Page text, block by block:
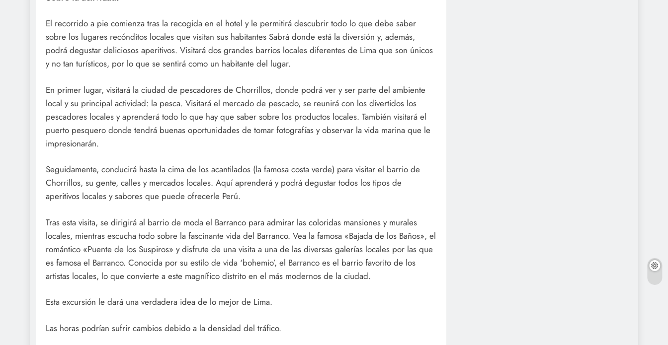
El recorrido a pie comienza tras la recogida en el hotel y le permitirá descubrir todo lo que debe saber
sobre los lugares recónditos locales que visitan sus habitantes Sabrá donde está la diversión y, además,
podrá degustar deliciosos aperitivos. Visitará dos grandes barrios locales diferentes de Lima que son únicos
y no tan turísticos, por lo que se sentirá como un habitante del lugar.
En primer lugar, visitará la ciudad de pescadores de Chorrillos, donde podrá ver y ser parte del ambiente
local y su principal actividad: la pesca. Visitará el mercado de pescado, se reunirá con los divertidos los
pescadores locales y aprenderá todo lo que hay que saber sobre los productos locales. También visitará el
puerto pesquero donde tendrá buenas oportunidades de tomar fotografías y observar la vida marina que le
impresionarán.
Seguidamente, conducirá hasta la cima de los acantilados (la famosa costa verde) para visitar el barrio de
Chorrillos, su gente, calles y mercados locales. Aquí aprenderá y podrá degustar todos los tipos de
aperitivos locales y sabores que puede ofrecerle Perú.
Tras esta visita, se dirigirá al barrio de moda el Barranco para admirar las coloridas mansiones y murales
locales, mientras escucha todo sobre la fascinante vida del Barranco. Vea la famosa «Bajada de los Baños», el
romántico «Puente de los Suspiros» y disfrute de una visita a una de las diversas galerías locales por las que
es famosa el Barranco. Conocida por su estilo de vida ‘bohemio’, el Barranco es el barrio favorito de los
artistas locales, lo que convierte a este magnífico distrito en el más modernos de la ciudad.
Esta excursión le dará una verdadera idea de lo mejor de Lima.
Las horas podrían sufrir cambios debido a la densidad del tráfico.